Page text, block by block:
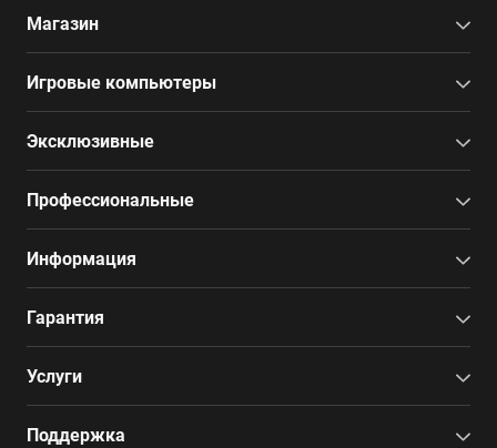
Магазин
Игровые компьютеры
Эксклюзивные
Профессиональные
Информация
Гарантия
Услуги
Поддержка